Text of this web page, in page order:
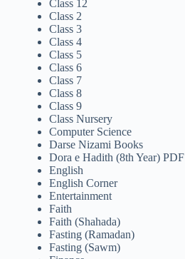
Class 12
Class 2
Class 3
Class 4
Class 5
Class 6
Class 7
Class 8
Class 9
Class Nursery
Computer Science
Darse Nizami Books
Dora e Hadith (8th Year) PDF
English
English Corner
Entertainment
Faith
Faith (Shahada)
Fasting (Ramadan)
Fasting (Sawm)